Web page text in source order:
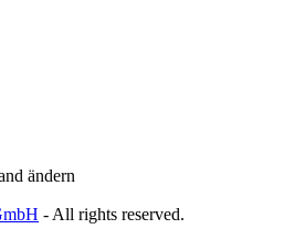
ändern
- All rights reserved.